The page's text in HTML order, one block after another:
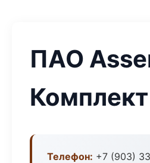
ПАО
Комплект
Телефон: +7 (903)